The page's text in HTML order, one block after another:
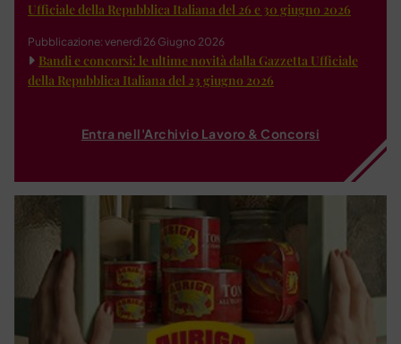
Ufficiale della Repubblica Italiana del 26 e 30 giugno 2026
Pubblicazione: venerdì 26 Giugno 2026
Bandi e concorsi: le ultime novità dalla Gazzetta Ufficiale
della Repubblica Italiana del 23 giugno 2026
Entra nell'Archivio Lavoro & Concorsi